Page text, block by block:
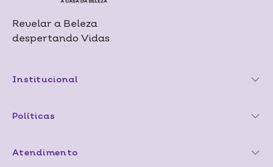
Revelar a Beleza
despertando Vidas
Institucional
Políticas
Atendimento